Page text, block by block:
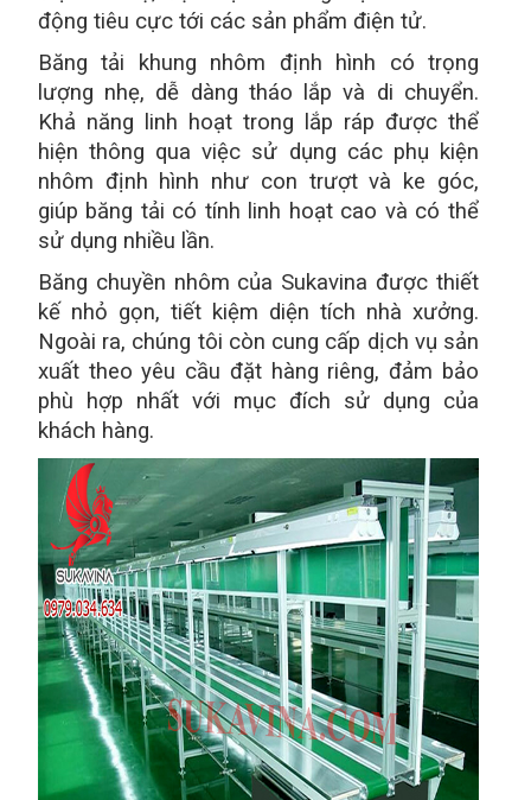
động tiêu cực tới các sản phẩm điện tử.
Băng tải khung nhôm định hình có trọng
lượng nhẹ, dễ dàng tháo lắp và di chuyển.
Khả năng linh hoạt trong lắp ráp được thể
hiện thông qua việc sử dụng các phụ kiện
nhôm định hình như con trượt và ke góc,
giúp băng tải có tính linh hoạt cao và có thể
sử dụng nhiều lần.
Băng chuyền nhôm của Sukavina được thiết
kế nhỏ gọn, tiết kiệm diện tích nhà xưởng.
Ngoài ra, chúng tôi còn cung cấp dịch vụ sản
xuất theo yêu cầu đặt hàng riêng, đảm bảo
phù hợp nhất với mục đích sử dụng của
khách hàng.